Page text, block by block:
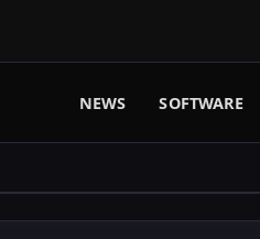
NEWS SOFTWARE